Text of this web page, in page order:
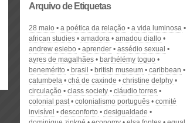
Arquivo de Etiquetas
28 maio a poética da relação
a vida luminosa
african studies
amadora
amadou diallo
andrew esiebo
aprender
assédio sexual
ayres de magalhães
barthélémy toguo
benemérito
brasil british museum
caribbean
catumbela
chá de caxinde
christine delphy
circulação
class society
cláudio torres
colonial past
colonialismo português
comité
invisível
desconforto
desigualdade